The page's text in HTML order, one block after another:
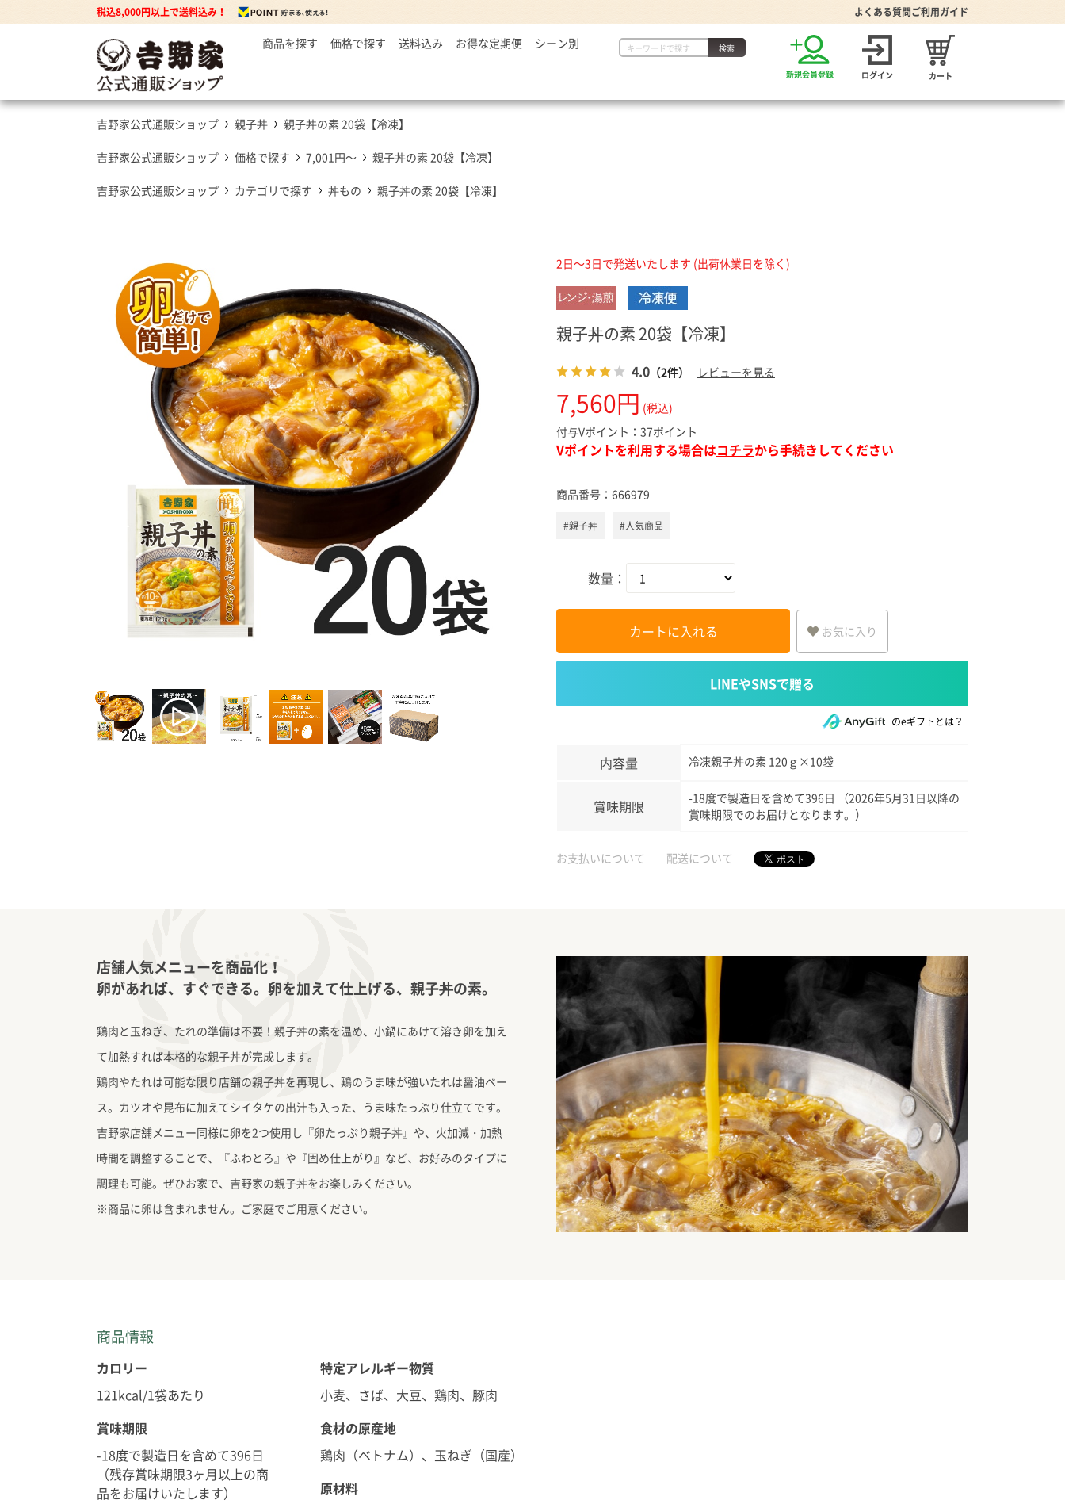
税込8,000円以上で送料込み！ よくある質問ご利用ガイド
商品を探す 牛丼の具 定番セット商品 漬物・薬味 お得な定期便
牛丼の具
豚丼の具
焼鶏丼の具
牛焼肉の具
から揚げ
豚しょうが焼
牛すき
ダチョウ肉
紅生姜
とん汁
カレー・ハヤシ
缶飯（非常食）
常温食品
トク牛（トクホ）
吉野家グッズ
どんぶり・食器
雑貨
価格で探す
～2,999円
5,001～7,000円
7,001円～
送料込み お得な定期便 シーン別
初めての方へ
贈り物に
新規会員登録 ログイン カート
吉野家公式通販ショップ 親子丼 親子丼の素 20袋【冷凍】
吉野家公式通販ショップ 価格で探す 7,001円～ 親子丼の素 20袋【冷凍】
吉野家公式通販ショップ カテゴリで探す 丼もの 親子丼の素 20袋【冷凍】
2日～3日で発送いたします (出荷休業日を除く)
親子丼の素 20袋【冷凍】
4.0 （2件） レビューを見る
7,560円 (税込)
付与Vポイント： 37ポイント
Vポイントを利用する場合はコチラから手続きしてください
商品番号： 666979
#親子丼 #人気商品
数量：
カートに入れる お気に入り
のeギフトとは？
内容量 冷凍親子丼の素 120ｇ×10袋
賞味期限
-18度で製造日を含めて396日 （2026年5月31日以降の
賞味期限でのお届けとなります。）
お支払いについて 配送について
店舗人気メニューを商品化！
卵があれば、すぐできる。卵を加えて仕上げる、親子丼の素。
鶏肉と玉ねぎ、たれの準備は不要！親子丼の素を温め、小鍋にあけて溶き卵を加え
て加熱すれば本格的な親子丼が完成します。
鶏肉やたれは可能な限り店舗の親子丼を再現し、鶏のうま味が強いたれは醤油ベー
ス。カツオや昆布に加えてシイタケの出汁も入った、うま味たっぷり仕立てです。
吉野家店舗メニュー同様に卵を2つ使用し『卵たっぷり親子丼』や、火加減・加熱
時間を調整することで、『ふわとろ』や『固め仕上がり』など、お好みのタイプに
調理も可能。ぜひお家で、吉野家の親子丼をお楽しみください。
※商品に卵は含まれません。ご家庭でご用意ください。
商品情報
カロリー
121kcal/1袋あたり
賞味期限
-18度で製造日を含めて396日
（残存賞味期限3ヶ月以上の商
品をお届けいたします）
特定アレルギー物質
小麦、さば、大豆、鶏肉、豚肉
食材の原産地
鶏肉（ベトナム）、玉ねぎ（国産）
原材料